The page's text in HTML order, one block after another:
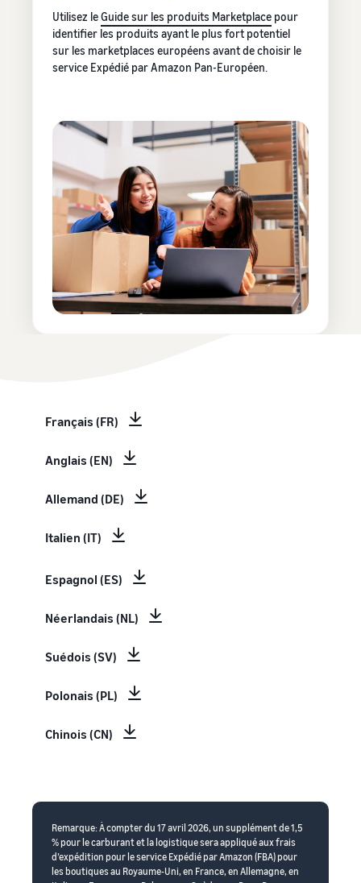
Utilisez leGuide sur les produits Marketplace pour
identifier les produits ayant le plus fort potentiel
sur les marketplaces européens avant de choisir le
service Expédié par Amazon Pan-Européen.
Français (FR)
Anglais (EN)
Allemand (DE)
Italien (IT)
Espagnol (ES)
Néerlandais (NL)
Suédois (SV)
Polonais (PL)
Chinois (CN)
Remarque: À compter du 17 avril 2026, un supplément de 1,5
% pour le carburant et la logistique sera appliqué aux frais
d’expédition pour le service Expédié par Amazon (FBA) pour
les boutiques au Royaume-Uni, en France, en Allemagne, en